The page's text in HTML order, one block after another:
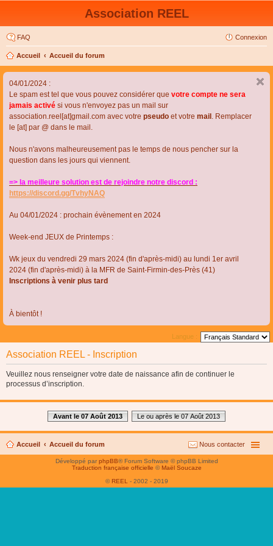
Association REEL
FAQ Connexion
Accueil Accueil du forum
04/01/2024 :
Le spam est tel que vous pouvez considérer que votre compte ne sera
jamais activé si vous n'envoyez pas un mail sur
association.reel[at]gmail.com avec votre pseudo et votre mail . Remplacer
le [at] par @ dans le mail.
Nous n'avons malheureusement pas le temps de nous pencher sur la
question dans les jours qui viennent.
=> la meilleure solution est de rejoindre notre discord :
https://discord.gg/TvhyNAQ
Au 04/01/2024 : prochain évènement en 2024
Week-end JEUX de Printemps :
Wk jeux du vendredi 29 mars 2024 (fin d'après-midi) au lundi 1er avril
2024 (fin d'après-midi) à la MFR de Saint-Firmin-des-Près (41)
Inscriptions à venir plus tard
À bientôt !
Langue :
Association REEL - Inscription
Veuillez nous renseigner votre date de naissance afin de continuer le
processus d’inscription.
Avant le 07 Août 2013 Le ou après le 07 Août 2013
Accueil Accueil du forum Nous contacter
Développé parphpBB® Forum Software © phpBB Limited
Traduction française officielle © Maël Soucaze
© REEL - 2002 - 2019